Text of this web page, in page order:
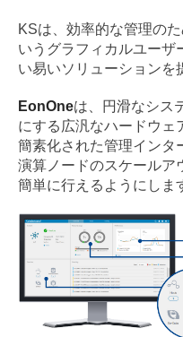
KSは、効率的な管理の
いうグラフィカルユーザ
い易いソリューションを
EonOneは、円滑なシス
にする広汎なハードウェ
簡素化された管理インタ
演算ノードのスケールア
簡単に行えるようにしま